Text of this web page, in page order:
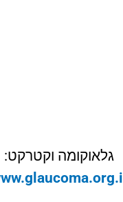
גלאוקומה וקטרקט: